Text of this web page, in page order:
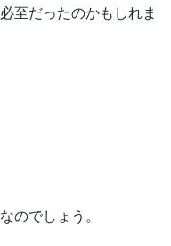
至だったのかもしれま
のでしょう。